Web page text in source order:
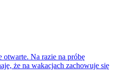
Na razie na próbę
że na wakacjach zachowuje się